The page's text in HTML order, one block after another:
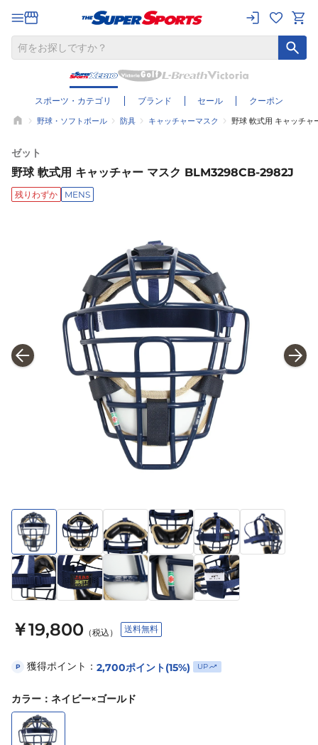
スポーツ・カテゴリ ブランド セール クーポン
野球・ソフトボール 防具 キャッチャーマスク 野球 軟式用 キャッチ
ゼット
野球 軟式用 キャッチャー マスク BLM3298CB-2982J
残りわずか MENS
￥19,800 （税込） 送料無料
P 獲得ポイント： 2,700ポイント(15%) UP
カラー ： ネイビー×ゴールド